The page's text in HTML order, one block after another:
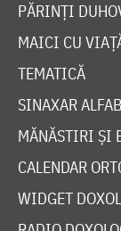
PĂRINȚI
MAICI CU
TEMATICĂ
SINAXAR
MĂNĂSTIRI ȘI
CALENDAR
WIDGET